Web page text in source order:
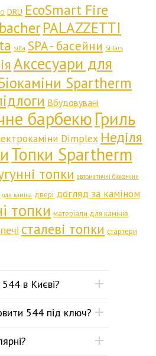
DRU EcoSmart Fire
PALAZZETTI
silta SPA - басейни Stilars
Аксесуари для
Spartherm
Вбудовувані
барбекюГриль
Dimplex Неділя
Топки Spartherm
топки автоматичні біокаміни
каміна двері догляд за каміном
топки матеріали для камінів
сталеві топки стартери
в Києві?
544 під ключ?